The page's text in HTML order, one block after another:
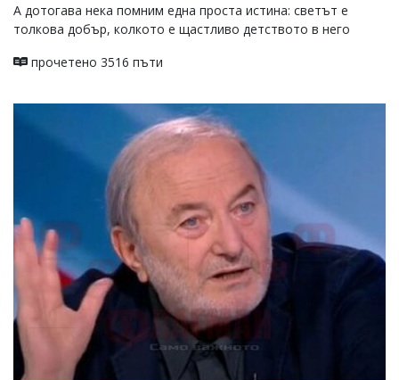
А дотогава нека помним една проста истина: светът е
толкова добър, колкото е щастливо детството в него
прочетено 3516 пъти